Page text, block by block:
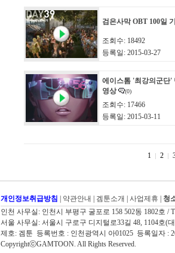
검은사막 OBT 100일
조회수: 18492
등록일: 2015-03-27
에이스톰 '최강의군단'
영상
(0)
조회수: 17466
등록일: 2015-03-11
1 2
개인정보취급방침 약관안내 겜툰소개 사업제휴
청
인천 사무실: 인천시 부평구 굴포로 158 502동 1802호 /
서울 사무실: 서울시 구로구 디지털로33길 48, 1104호(
제호: 겜툰 등록번호 : 인천광역시 아01025 등록일자 :
CopyrightⓒGAMTOON. All Rights Reserved.